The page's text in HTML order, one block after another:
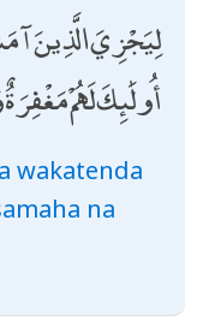
لِيَجْزِيَ الَّذِينَ
أُولَٰئِكَ لَهُمْ
wakatenda
na